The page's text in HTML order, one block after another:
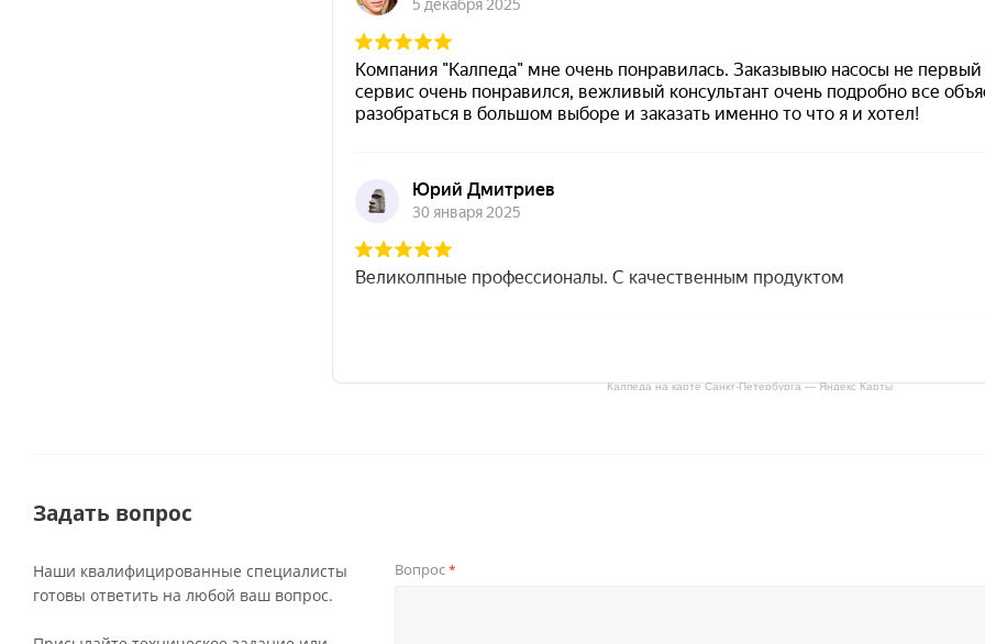
Калпеда на карте Санкт‑Петербурга — Яндекс Карты
Задать вопрос
Наши квалифицированные специалисты
готовы ответить на любой ваш вопрос.
Вопрос*